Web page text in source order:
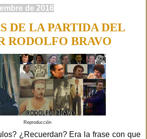
de 2016
DE LA PARTIDA DEL
RODOLFO BRAVO
Reproducción
¿Recuerdan? Era la frase con que